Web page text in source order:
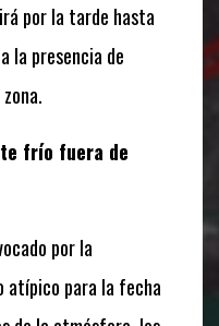
por la tarde hasta
la presencia de
frío fuera de
por la
atípico para la fecha